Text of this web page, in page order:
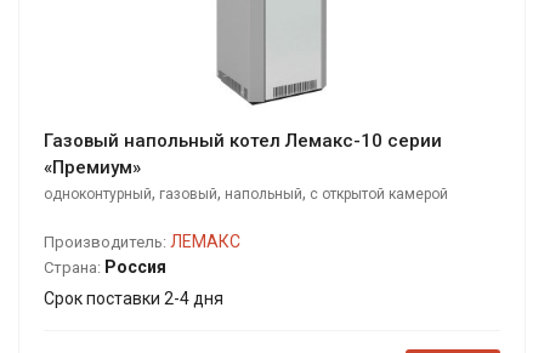
Газовый напольный котел Лемакс-10 серии
«Премиум»
одноконтурный, газовый, напольный, с открытой камерой
Производитель: ЛЕМАКС
Страна: Россия
Срок поставки 2-4 дня